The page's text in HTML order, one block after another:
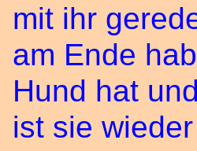
mit ihr
am Ende
Hund hat
ist sie